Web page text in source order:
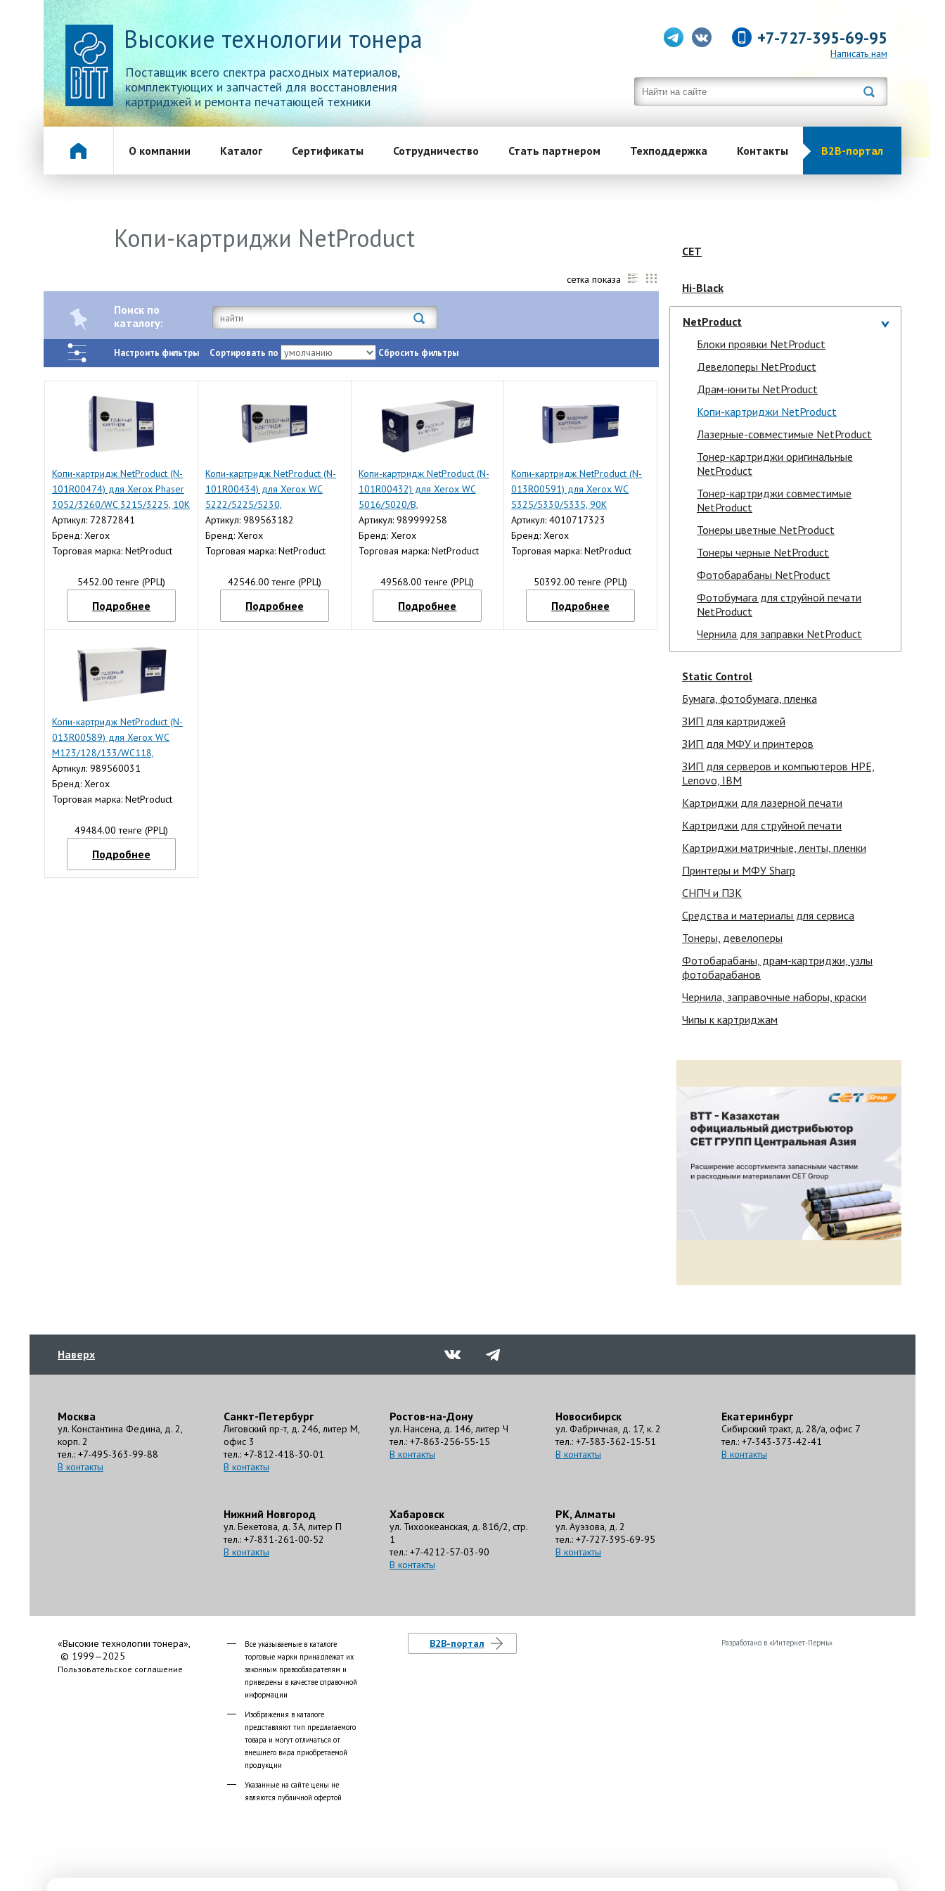
Высокие технологии тонера
Поставщик всего спектра расходных материалов,
комплектующих и запчастей для восстановления
картриджей и ремонта печатающей техники
+7-727-395-69-95
Написать нам
О компании Каталог Сертификаты Сотрудничество Стать партнером Техподдержка Контакты B2B-портал
Копи-картриджи NetProduct
сетка показа
Поиск по
каталогу:
Настроить фильтры Сортировать по Сбросить фильтры
Копи-картридж NetProduct (N-
101R00474) для Xerox Phaser
3052/3260/WC 3215/3225, 10K
Артикул: 72872841
Бренд: Xerox
Торговая марка: NetProduct
5452.00 тенге (РРЦ)
Подробнее
Копи-картридж NetProduct (N-
101R00434) для Xerox WC
5222/5225/5230,
Восстановленный, 50K
Артикул: 989563182
Бренд: Xerox
Торговая марка: NetProduct
42546.00 тенге (РРЦ)
Подробнее
Копи-картридж NetProduct (N-
101R00432) для Xerox WC
5016/5020/B,
Восстановленный, 22K
Артикул: 989999258
Бренд: Xerox
Торговая марка: NetProduct
49568.00 тенге (РРЦ)
Подробнее
Копи-картридж NetProduct (N-
013R00591) для Xerox WC
5325/5330/5335, 90K
Артикул: 4010717323
Бренд: Xerox
Торговая марка: NetProduct
50392.00 тенге (РРЦ)
Подробнее
Копи-картридж NetProduct (N-
013R00589) для Xerox WC
M123/128/133/WC118,
Восстанов, 60К
Артикул: 989560031
Бренд: Xerox
Торговая марка: NetProduct
49484.00 тенге (РРЦ)
Подробнее
CET
Hi-Black
NetProduct
Блоки проявки NetProduct
Девелоперы NetProduct
Драм-юниты NetProduct
Копи-картриджи NetProduct
Лазерные-совместимые NetProduct
Тонер-картриджи оригинальные
NetProduct
Тонер-картриджи совместимые
NetProduct
Тонеры цветные NetProduct
Тонеры черные NetProduct
Фотобарабаны NetProduct
Фотобумага для струйной печати
NetProduct
Чернила для заправки NetProduct
Static Control
Бумага, фотобумага, пленка
ЗИП для картриджей
ЗИП для МФУ и принтеров
ЗИП для серверов и компьютеров HPE,
Lenovo, IBM
Картриджи для лазерной печати
Картриджи для струйной печати
Картриджи матричные, ленты, пленки
Принтеры и МФУ Sharp
СНПЧ и ПЗК
Средства и материалы для сервиса
Тонеры, девелоперы
Фотобарабаны, драм-картриджи, узлы
фотобарабанов
Чернила, заправочные наборы, краски
Чипы к картриджам
Наверх
Москва
ул. Константина Федина, д. 2,
корп. 2
тел.: +7-495-363-99-88
В контакты
Санкт-Петербург
Лиговский пр-т, д. 246, литер М,
офис 3
тел.: +7-812-418-30-01
В контакты
Ростов-на-Дону
ул. Нансена, д. 146, литер Ч
тел.: +7-863-256-55-15
В контакты
Новосибирск
ул. Фабричная, д. 17, к. 2
тел.: +7-383-362-15-51
В контакты
Екатеринбург
Сибирский тракт, д. 28/а, офис 7
тел.: +7-343-373-42-41
В контакты
Нижний Новгород
ул. Бекетова, д. 3А, литер П
тел.: +7-831-261-00-52
В контакты
Хабаровск
ул. Тихоокеанская, д. 81б/2, стр.
1
тел.: +7-4212-57-03-90
В контакты
РК, Алматы
ул. Ауэзова, д. 2
тел.: +7-727-395-69-95
В контакты
«Высокие технологии тонера»,
© 1999—2025
Пользовательское соглашение
Все указываемые в каталоге
торговые марки принадлежат их
законным правообладателям и
приведены в качестве справочной
информации
Изображения в каталоге
представляют тип предлагаемого
товара и могут отличаться от
внешнего вида приобретаемой
продукции
Указанные на сайте цены не
являются публичной офертой
B2B-портал Разработано в «Интернет-Пермь»